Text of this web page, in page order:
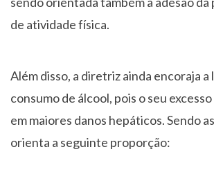
de atividade física.
Além disso, a diretriz ainda encoraja a
consumo de álcool, pois o seu
em maiores danos hepáticos. Sendo
orienta a seguinte proporção: